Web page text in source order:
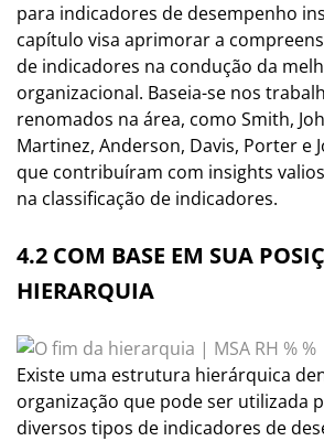
para indicadores de desempenho
capítulo visa aprimorar a
de indicadores na condução da
organizacional. Baseia-se nos
renomados na área, como Smith,
Martinez, Anderson, Davis, Porter e
que contribuíram com insights
na classificação de indicadores.
4.2 COM BASE EM SUA
HIERARQUIA
Existe uma estrutura hierárquica
organização que pode ser utilizada
diversos tipos de indicadores de